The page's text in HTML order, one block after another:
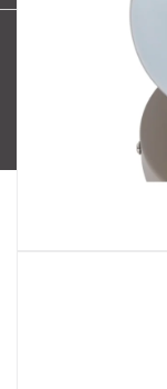
Copyright 2026